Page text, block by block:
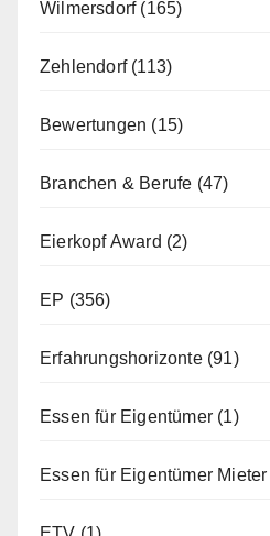
Wilmersdorf(165)
Zehlendorf(113)
Bewertungen (15)
Branchen & Berufe (47)
Eierkopf Award (2)
EP (356)
Erfahrungshorizonte(91)
Essen für Eigentümer (1)
Essen für Eigentümer